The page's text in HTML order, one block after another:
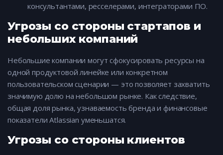
консультантами, ресселерами, интеграторами ПО.
Угрозы со стороны стартапов и
небольших компаний
Небольшие компании могут сфокусировать ресурсы на
одной продуктовой линейке или конкретном
пользовательском сценарии — это позволяет захватить
значимую долю на небольшом рынке. Как следствие,
общая доля рынка, узнаваемость бренда и финансовые
показатели Atlassian уменьшатся.
Угрозы со стороны клиентов